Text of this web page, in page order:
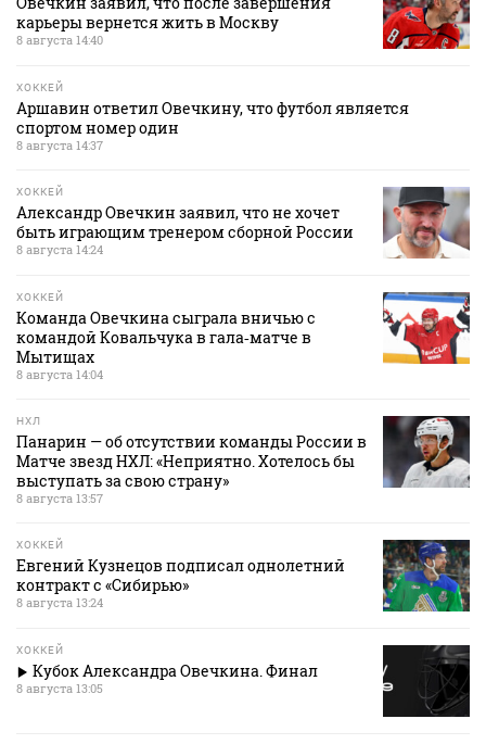
карьеры вернется жить в Москву
8 августа 14:40
ХОККЕЙ
Аршавин ответил Овечкину, что футбол является
спортом номер один
8 августа 14:37
ХОККЕЙ
Александр Овечкин заявил, что не хочет
быть играющим тренером сборной России
8 августа 14:24
ХОККЕЙ
Команда Овечкина сыграла вничью с
командой Ковальчука в гала‑матче в
Мытищах
8 августа 14:04
НХЛ
Панарин — об отсутствии команды России в
Матче звезд НХЛ: «Неприятно. Хотелось бы
выступать за свою страну»
8 августа 13:57
ХОККЕЙ
Евгений Кузнецов подписал однолетний
контракт с «Сибирью»
8 августа 13:24
ХОККЕЙ
Кубок Александра Овечкина. Финал
8 августа 13:05